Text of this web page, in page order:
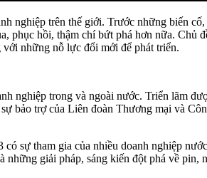
nghiệp trên thế giới. Trước những biến
hồi, thậm chí bứt phá hơn nữa. Chủ
những nỗ lực đổi mới để phát triển.
nghiệp trong và ngoài nước. Triển lãm
bảo trợ của Liên đoàn Thương mại và
sự tham gia của nhiều doanh nghiệp
giải pháp, sáng kiến đột phá về pin,